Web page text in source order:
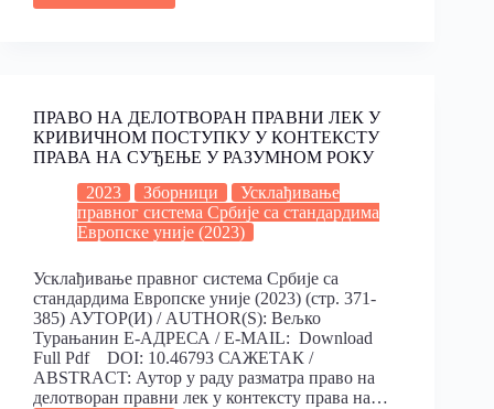
ПРАВО НА ДЕЛОТВОРАН ПРАВНИ ЛЕК У
КРИВИЧНОМ ПОСТУПКУ У КОНТЕКСТУ
ПРАВА НА СУЂЕЊЕ У РАЗУМНОМ РОКУ
2023
Зборници
Усклађивање
правног система Србије са стандардима
Европске уније (2023)
Усклађивање правног система Србије са
стандардима Европске уније (2023) (стр. 371-
385) АУТОР(И) / AUTHOR(S): Вељко
Турањанин Е-АДРЕСА / E-MAIL: Download
Full Pdf DOI: 10.46793 САЖЕТАК /
ABSTRACT: Аутор у раду разматра право на
делотворан правни лек у контексту права на…